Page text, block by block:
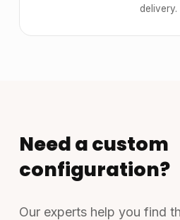
delivery.
Need a custom
configuration?
Our experts help you find